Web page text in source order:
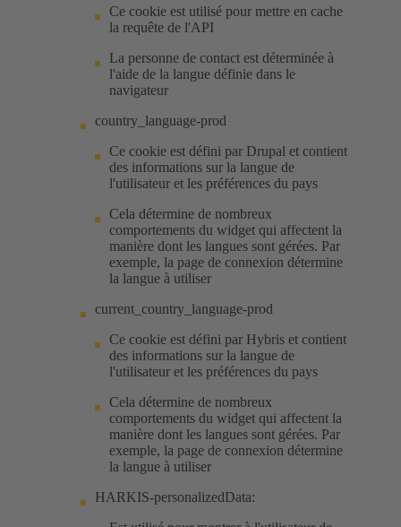
Ce cookie est utilisé pour mettre en cache
la requête de l'API
La personne de contact est déterminée à
l'aide de la langue définie dans le
navigateur
country_language-prod
Ce cookie est défini par Drupal et contient
des informations sur la langue de
l'utilisateur et les préférences du pays
Cela détermine de nombreux
comportements du widget qui affectent la
manière dont les langues sont gérées. Par
exemple, la page de connexion détermine
la langue à utiliser
current_country_language-prod
Ce cookie est défini par Hybris et contient
des informations sur la langue de
l'utilisateur et les préférences du pays
Cela détermine de nombreux
comportements du widget qui affectent la
manière dont les langues sont gérées. Par
exemple, la page de connexion détermine
la langue à utiliser
HARKIS-personalizedData: